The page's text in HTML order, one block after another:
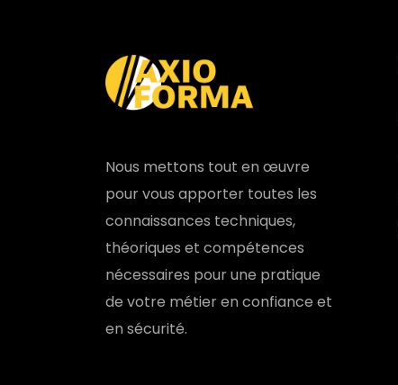
Nous mettons tout en œuvre
pour vous apporter toutes les
connaissances techniques,
théoriques et compétences
nécessaires pour une pratique
de votre métier en confiance et
en sécurité.